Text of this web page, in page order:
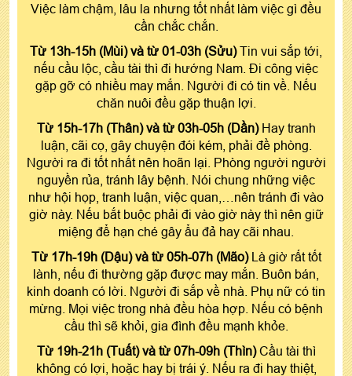
Việc làm chậm, lâu la nhưng tốt nhất làm việc gì đều
cần chắc chắn.
Từ 13h-15h (Mùi) và từ 01-03h (Sửu) Tin vui sắp tới,
nếu cầu lộc, cầu tài thì đi hướng Nam. Đi công việc
gặp gỡ có nhiều may mắn. Người đi có tin về. Nếu
chăn nuôi đều gặp thuận lợi.
Từ 15h-17h (Thân) và từ 03h-05h (Dần) Hay tranh
luận, cãi cọ, gây chuyện đói kém, phải đề phòng.
Người ra đi tốt nhất nên hoãn lại. Phòng người người
nguyền rủa, tránh lây bệnh. Nói chung những việc
như hội họp, tranh luận, việc quan,…nên tránh đi vào
giờ này. Nếu bắt buộc phải đi vào giờ này thì nên giữ
miệng để hạn ché gây ẩu đả hay cãi nhau.
Từ 17h-19h (Dậu) và từ 05h-07h (Mão) Là giờ rất tốt
lành, nếu đi thường gặp được may mắn. Buôn bán,
kinh doanh có lời. Người đi sắp về nhà. Phụ nữ có tin
mừng. Mọi việc trong nhà đều hòa hợp. Nếu có bệnh
cầu thì sẽ khỏi, gia đình đều mạnh khỏe.
Từ 19h-21h (Tuất) và từ 07h-09h (Thìn) Cầu tài thì
không có lợi, hoặc hay bị trái ý. Nếu ra đi hay thiệt,